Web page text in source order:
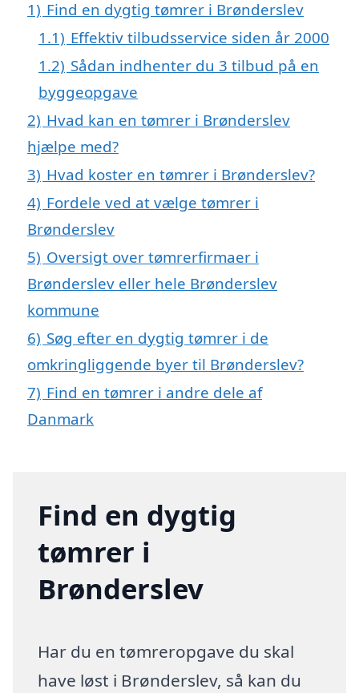
1) Find en dygtig tømrer i Brønderslev
1.1) Effektiv tilbudsservice siden år 2000
1.2) Sådan indhenter du 3 tilbud på en
byggeopgave
2) Hvad kan en tømrer i Brønderslev
hjælpe med?
3) Hvad koster en tømrer i Brønderslev?
4) Fordele ved at vælge tømrer i
Brønderslev
5) Oversigt over tømrerfirmaer i
Brønderslev eller hele Brønderslev
kommune
6) Søg efter en dygtig tømrer i de
omkringliggende byer til Brønderslev?
7) Find en tømrer i andre dele af
Danmark
Find en dygtig
tømrer i
Brønderslev
Har du en tømreropgave du skal
have løst i Brønderslev, så kan du